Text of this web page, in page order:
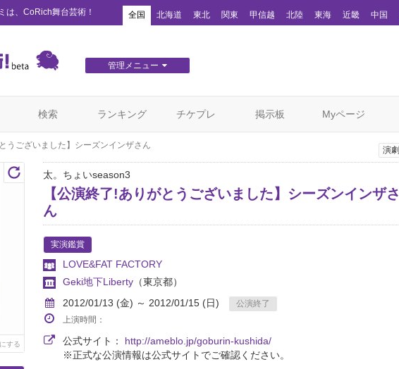
は、CoRich舞台芸術！ 全国 北海道 東北 関東 甲信越 北陸 東海 近畿 中国
管理メニュー
検索 ランキング チケプレ 掲示板 Myページ
うございました】シーズンインザさん
する
演劇
太。ちょいseason3
【公演終了!ありがとうございました】シーズンインザさ
ん
実演鑑賞
LOVE&FAT FACTORY
Geki地下Liberty （東京都）
2012/01/13 (金) ～ 2012/01/15 (日)
公演終了
上演時間：
公式サイト： http://ameblo.jp/goburin-kushida/
※正式な公演情報は公式サイトでご確認ください。